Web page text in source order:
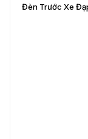
Đèn Trước Xe